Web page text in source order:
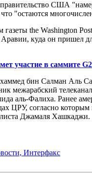
США
"остаются
the Washington
Аравии, куда он пришел
участие в саммите
бин Салман Аль
межарабский
аль-Фалиха. Ранее
ЦРУ, согласно
Джамаля
Интерфакс